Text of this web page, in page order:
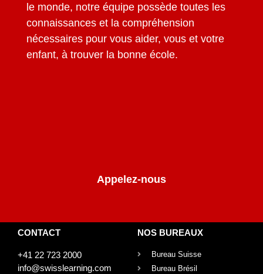
le monde, notre équipe possède toutes les
connaissances et la compréhension
nécessaires pour vous aider, vous et votre
enfant, à trouver la bonne école.
Appelez-nous
CONTACT
+41 22 723 2000
info@swisslearning.com
NOS BUREAUX
Bureau Suisse
Bureau Brésil